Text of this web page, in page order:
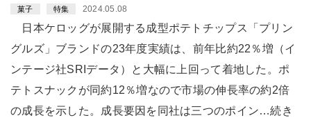
菓子 特集 2024.05.08
日本ケロッグが展開する成型ポテトチップス「プリン
グルズ」ブランドの23年度実績は、前年比約22％増（イ
ンテージ社SRIデータ）と大幅に上回って着地した。ポ
テトスナックが同約12％増なので市場の伸長率の約2倍
の成長を示した。成長要因を同社は三つのポイン…続き